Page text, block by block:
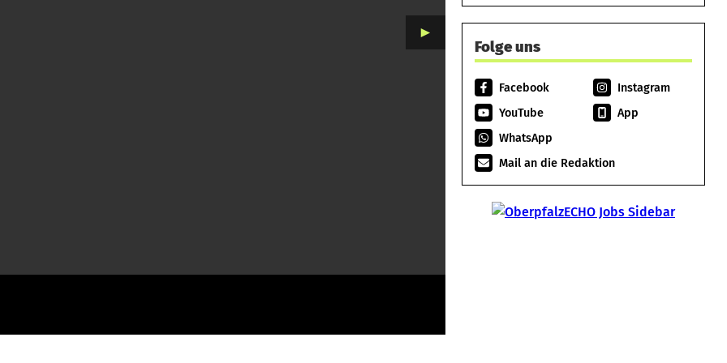
►
Folge uns
Facebook
Instagram
YouTube
App
WhatsApp
Mail an die Redaktion